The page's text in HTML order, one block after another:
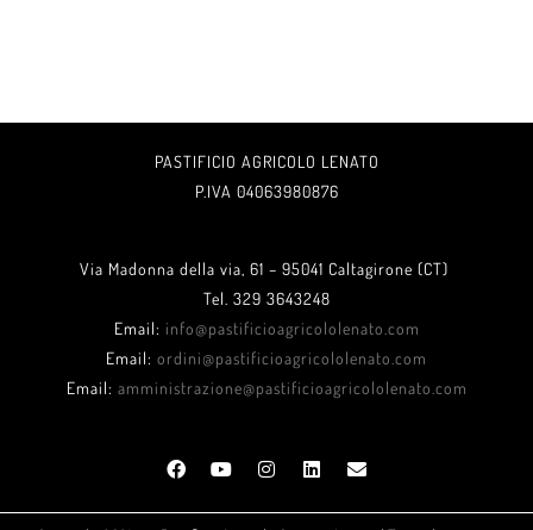
PASTIFICIO AGRICOLO LENATO
P.IVA 04063980876
Via Madonna della via, 61 – 95041 Caltagirone (CT)
Tel. 329 3643248
Email: info@pastificioagricololenato.com
Email: ordini@pastificioagricololenato.com
Email: amministrazione@pastificioagricololenato.com